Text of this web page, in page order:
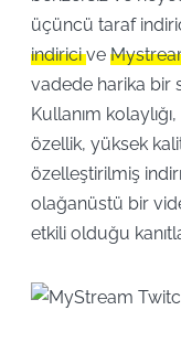
üçüncü taraf
indiricive
vadede harika bir
Kullanım
özellik, yüksek
özelleştirilmiş
olağanüstü bir
etkili olduğu